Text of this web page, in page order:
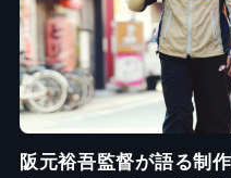
阪元裕吾監督が語る制